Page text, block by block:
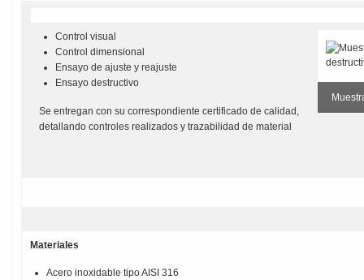
Control visual
Control dimensional
Ensayo de ajuste y reajuste
Ensayo destructivo
Se entregan con su correspondiente certificado de calidad,
detallando controles realizados y trazabilidad de material
Materiales
Acero inoxidable tipo AISI 316